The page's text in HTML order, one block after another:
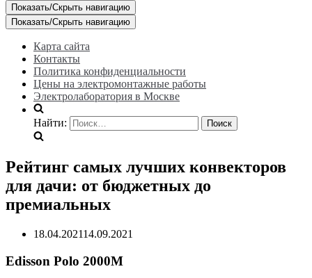
Показать/Скрыть навигацию
Показать/Скрыть навигацию
Карта сайта
Контакты
Политика конфиденциальности
Цены на электромонтажные работы
Электролаборатория в Москве
Найти:
Рейтинг самых лучших конвекторов
для дачи: от бюджетных до
премиальных
18.04.202114.09.2021
Edisson Polo 2000M